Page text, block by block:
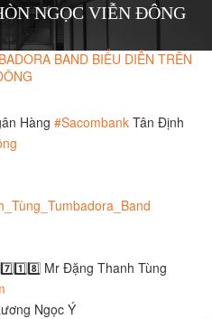
NGỌC VIỄN ĐÔNG
BAND BIỂU DIỄN TRÊN
Hàng #Sacombank Tân Định
Mr Đặng Thanh Tùng
Ngọc Ý